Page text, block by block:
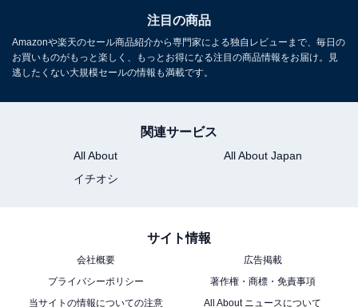
交通手段：福岡方面から車で約1時間、長崎方面から車
で約1時間半／博多駅から特急で佐賀駅へ、佐賀駅バス
センターよりバスで「古湯温泉前」下車
料金
大人1名（参考価格）：2万3000円
※料金は公式Webサイト参考価格
※プラン・部屋により価格は変動します
チェックイン：15:00
チェックアウト：10:00
※プランにより時間が異なる可能性があります
注目の商品
Amazonや楽天のセール商品紹介から専門家による独自レビューまで、毎日の
お買いものがもっと楽しく、もっとお得になる注目の商品情報をお届け。見
逃したくない大規模セールの情報も満載です。
関連サービス
All About
All About Japan
イチオシ
サイト情報
会社概要
広告掲載
プライバシーポリシー
著作権・商標・免責事項
当サイトの情報についての注意
All About ニュースについて